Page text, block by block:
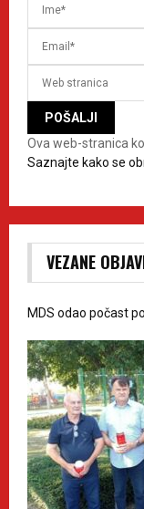
Ova web-stranica
Saznajte kako se
VEZANE
MDS odao počast